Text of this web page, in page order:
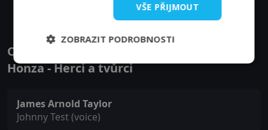
Obsazení filmu nebo pořadu Pokusný
Honza - Herci a tvůrci
James Arnold Taylor
Johnny Test (voice)
VŠE PŘIJMOUT
ZOBRAZIT PODROBNOSTI